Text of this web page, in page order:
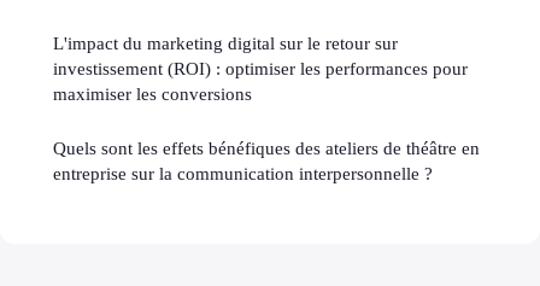
L'impact du marketing digital sur le retour sur
investissement (ROI) : optimiser les performances pour
maximiser les conversions
Quels sont les effets bénéfiques des ateliers de théâtre en
entreprise sur la communication interpersonnelle ?